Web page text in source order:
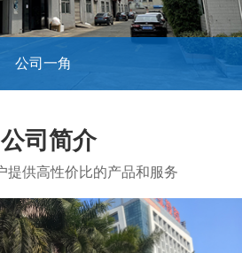
公司一角
公司简介